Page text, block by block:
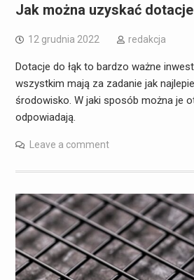
Jak można uzyskać dotacje
12 grudnia 2022 redakcja
Dotacje do łąk to bardzo ważne
wszystkim mają za zadanie jak
środowisko. W jaki sposób można je
odpowiadają.
Leave a comment